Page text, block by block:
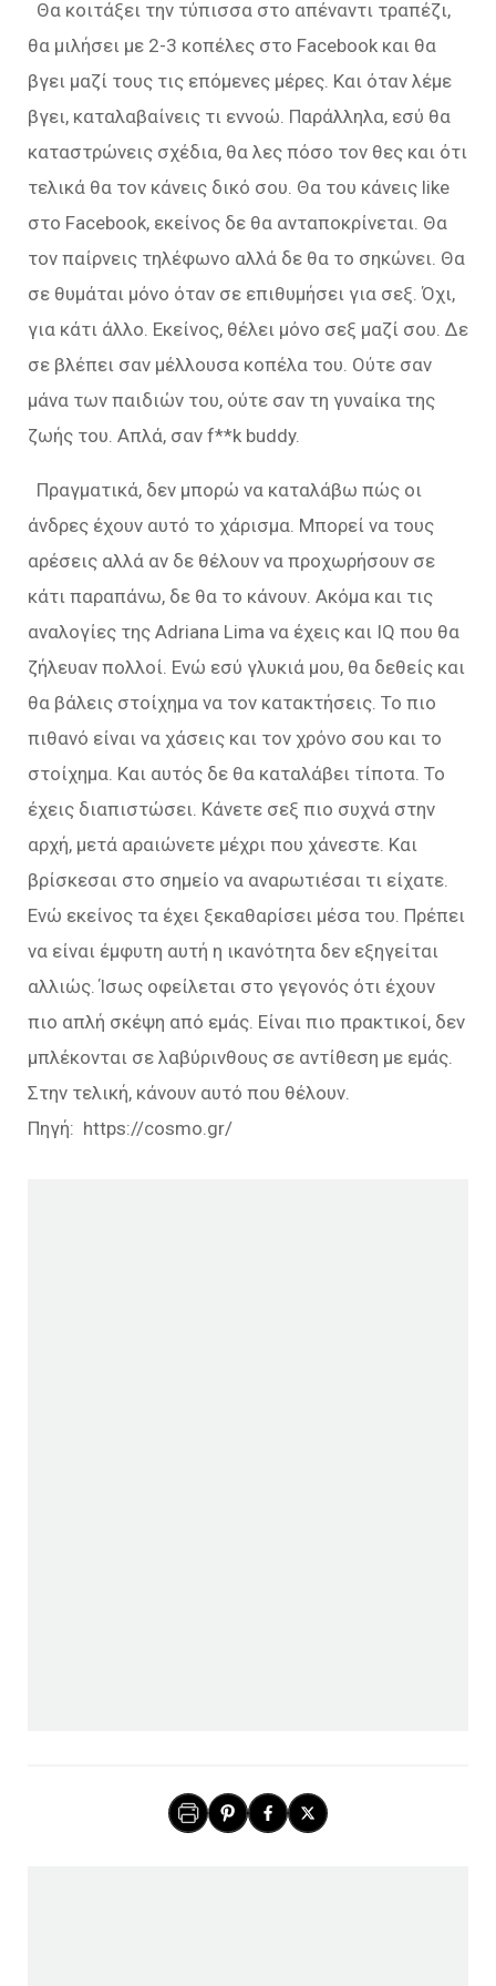
Θα κοιτάξει την τύπισσα στο απέναντι τραπέζι,
θα μιλήσει με 2-3 κοπέλες στο Facebook και θα
βγει μαζί τους τις επόμενες μέρες. Και όταν λέμε
βγει, καταλαβαίνεις τι εννοώ. Παράλληλα, εσύ θα
καταστρώνεις σχέδια, θα λες πόσο τον θες και ότι
τελικά θα τον κάνεις δικό σου. Θα του κάνεις like
στο Facebook, εκείνος δε θα ανταποκρίνεται. Θα
τον παίρνεις τηλέφωνο αλλά δε θα το σηκώνει. Θα
σε θυμάται μόνο όταν σε επιθυμήσει για σεξ. Όχι,
για κάτι άλλο. Εκείνος, θέλει μόνο σεξ μαζί σου. Δε
σε βλέπει σαν μέλλουσα κοπέλα του. Ούτε σαν
μάνα των παιδιών του, ούτε σαν τη γυναίκα της
ζωής του. Απλά, σαν f**k buddy.
Πραγματικά, δεν μπορώ να καταλάβω πώς οι
άνδρες έχουν αυτό το χάρισμα. Μπορεί να τους
αρέσεις αλλά αν δε θέλουν να προχωρήσουν σε
κάτι παραπάνω, δε θα το κάνουν. Ακόμα και τις
αναλογίες της Adriana Lima να έχεις και IQ που θα
ζήλευαν πολλοί. Ενώ εσύ γλυκιά μου, θα δεθείς και
θα βάλεις στοίχημα να τον κατακτήσεις. Το πιο
πιθανό είναι να χάσεις και τον χρόνο σου και το
στοίχημα. Και αυτός δε θα καταλάβει τίποτα. Το
έχεις διαπιστώσει. Κάνετε σεξ πιο συχνά στην
αρχή, μετά αραιώνετε μέχρι που χάνεστε. Και
βρίσκεσαι στο σημείο να αναρωτιέσαι τι είχατε.
Ενώ εκείνος τα έχει ξεκαθαρίσει μέσα του. Πρέπει
να είναι έμφυτη αυτή η ικανότητα δεν εξηγείται
αλλιώς. Ίσως οφείλεται στο γεγονός ότι έχουν
πιο απλή σκέψη από εμάς. Είναι πιο πρακτικοί, δεν
μπλέκονται σε λαβύρινθους σε αντίθεση με εμάς.
Στην τελική, κάνουν αυτό που θέλουν.
Πηγή: https://cosmo.gr/